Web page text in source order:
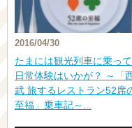
2016/04/30
たまには観光列車に乗っ
日常体験はいかが？ ～「
武 旅するレストラン52席
至福」乗車記～...